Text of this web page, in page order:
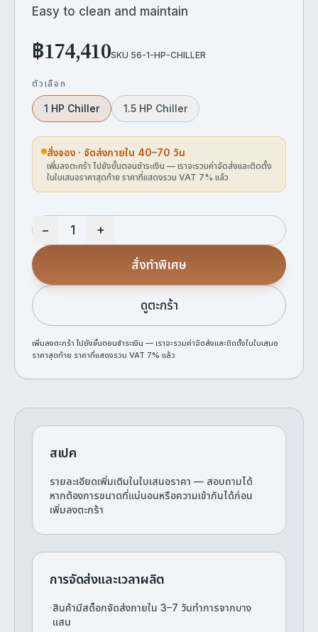
Easy to clean and maintain
฿174,410SKU 56-1-HP-CHILLER
ตัวเลือก
1 HP Chiller 1.5 HP Chiller
สั่งจอง · จัดส่งภายใน 40–70 วัน
เพิ่มลงตะกร้า ไปยังขั้นตอนชำระเงิน — เราจะรวมค่าจัดส่งและติดตั้ง
ในใบเสนอราคาสุดท้าย ราคาที่แสดงรวม VAT 7% แล้ว
− +
สั่งทำพิเศษ
ดูตะกร้า
เพิ่มลงตะกร้า ไปยังขั้นตอนชำระเงิน — เราจะรวมค่าจัดส่งและติดตั้งในใบเสนอ
ราคาสุดท้าย ราคาที่แสดงรวม VAT 7% แล้ว
สเปค
รายละเอียดเพิ่มเติมในใบเสนอราคา — สอบถามได้
หากต้องการขนาดที่แน่นอนหรือความเข้ากันได้ก่อน
เพิ่มลงตะกร้า
การจัดส่งและเวลาผลิต
·สินค้ามีสต็อกจัดส่งภายใน 3–7 วันทำการจากบาง
แสน